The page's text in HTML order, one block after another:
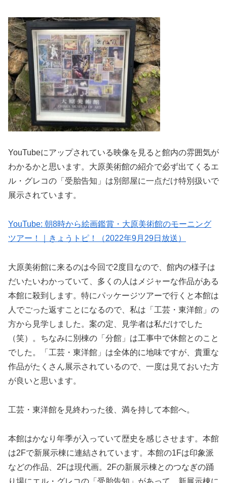
YouTubeにアップされている映像を見ると館内の雰囲気が
わかるかと思います。大原美術館の紹介で必ず出てくるエ
ル・グレコの「受胎告知」は別部屋に一点だけ特別扱いで
展示されています。
YouTube: 朝8時から絵画鑑賞・大原美術館のモーニング
ツアー！｜きょうトピ！（2022年9月29日放送）
大原美術館に来るのは今回で2度目なので、館内の様子は
だいたいわかっていて、多くの人はメジャーな作品がある
本館に殺到します。特にパッケージツアーで行くと本館は
人でごった返すことになるので、私は「工芸・東洋館」の
方から見学しました。案の定、見学者は私だけでした
（笑）。ちなみに別棟の「分館」は工事中で休館とのこと
でした。「工芸・東洋館」は全体的に地味ですが、貴重な
作品がたくさん展示されているので、一度は見ておいた方
が良いと思います。
工芸・東洋館を見終わった後、満を持して本館へ。
本館はかなり年季が入っていて歴史を感じさせます。本館
は2Fで新展示棟に連結されています。本館の1Fは印象派
などの作品、2Fは現代画。2Fの新展示棟とのつなぎの踊
り場にエル・グレコの「受胎告知」があって、新展示棟に